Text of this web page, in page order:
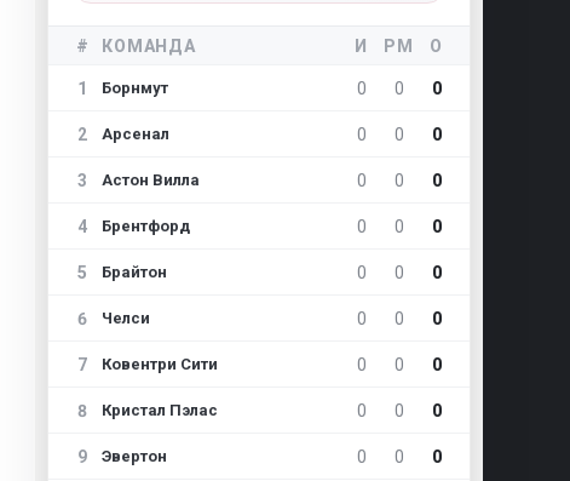
# КОМАНДА И РМ О
1 Борнмут 0 0 0
2 Арсенал 0 0 0
3 Астон Вилла 0 0 0
4 Брентфорд 0 0 0
5 Брайтон 0 0 0
6 Челси 0 0 0
7 Ковентри Сити 0 0 0
8 Кристал Пэлас 0 0 0
9 Эвертон 0 0 0